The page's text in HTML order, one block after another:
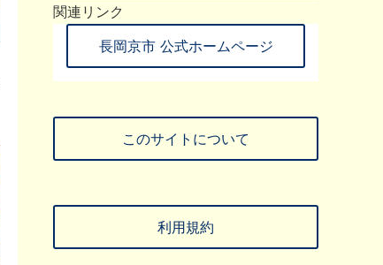
関連リンク
長岡京市 公式ホームページ
このサイトについて
利用規約